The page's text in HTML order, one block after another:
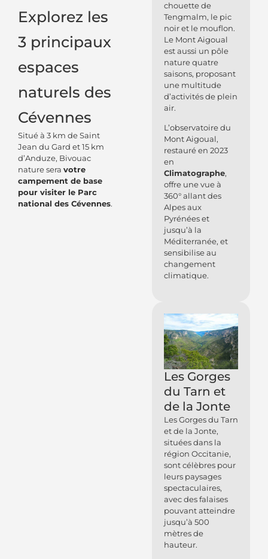
Explorez les
3 principaux
espaces
naturels des
Cévennes
Situé à 3 km de Saint
Jean du Gard et 15 km
d’Anduze, Bivouac
nature sera votre
campement de base
pour visiter le Parc
national des Cévennes.
chouette de
Tengmalm, le pic
noir et le mouflon.
Le Mont Aigoual
est aussi un pôle
nature quatre
saisons, proposant
une multitude
d’activités de plein
air.
L’observatoire du
Mont Aigoual,
restauré en 2023
en
Climatographe,
offre une vue à
360° allant des
Alpes aux
Pyrénées et
jusqu’à la
Méditerranée, et
sensibilise au
changement
climatique.
Les Gorges
du Tarn et
de la Jonte
Les Gorges du Tarn
et de la Jonte,
situées dans la
région Occitanie,
sont célèbres pour
leurs paysages
spectaculaires,
avec des falaises
pouvant atteindre
jusqu’à 500
mètres de
hauteur.